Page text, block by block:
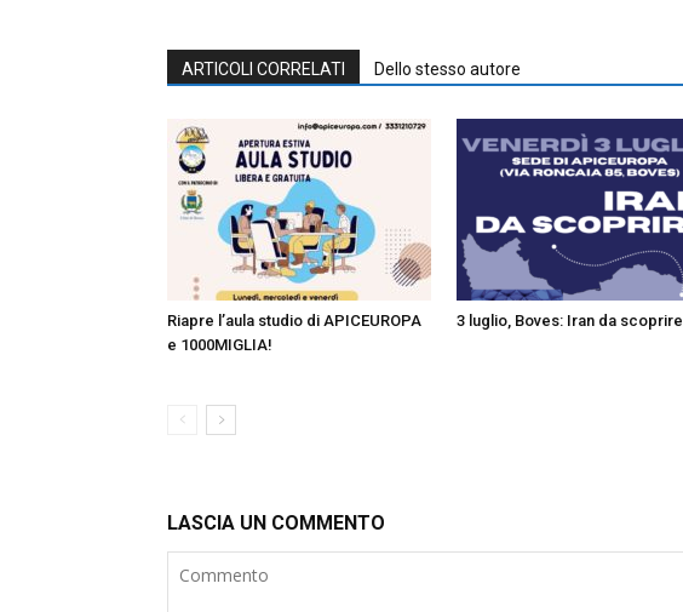
ARTICOLI CORRELATI Dello stesso autore
Riapre l’aula studio di APICEUROPA
e 1000MIGLIA!
3 luglio, Boves: Iran da scoprire
LASCIA UN COMMENTO